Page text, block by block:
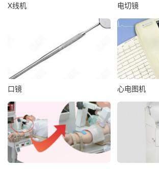
X线机 电切镜
口镜 心电图机